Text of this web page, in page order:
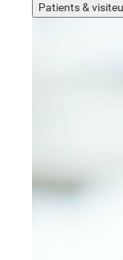
Patients &